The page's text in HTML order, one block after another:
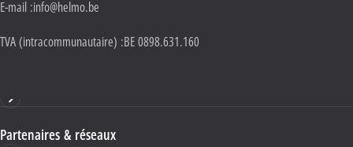
E-mail :info@helmo.be
TVA (intracommunautaire) :BE 0898.631.160
Partenaires & réseaux